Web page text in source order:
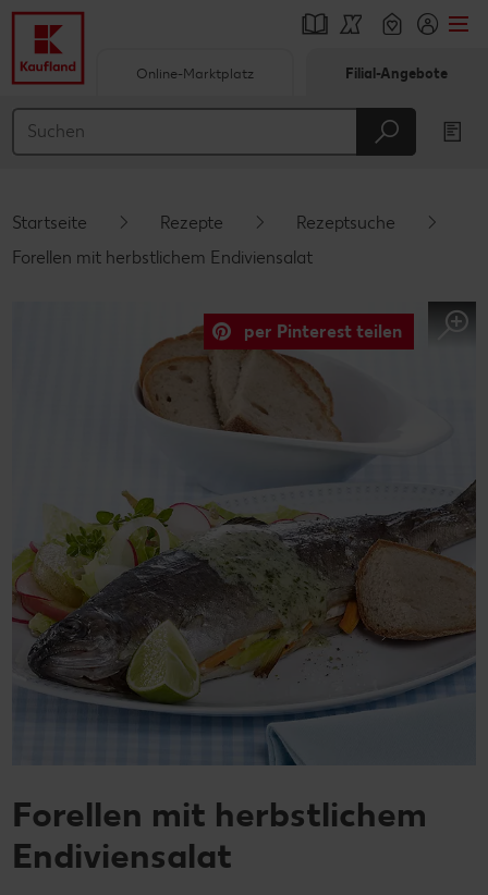
Hauptinhalt
Schwebender Seitenbereich
Online-Marktplatz Filial-Angebote
Startseite Rezepte
Rezeptsuche
Forellen mit herbstlichem Endiviensalat
per Pinterest teilen
Forellen mit herbstlichem
Endiviensalat